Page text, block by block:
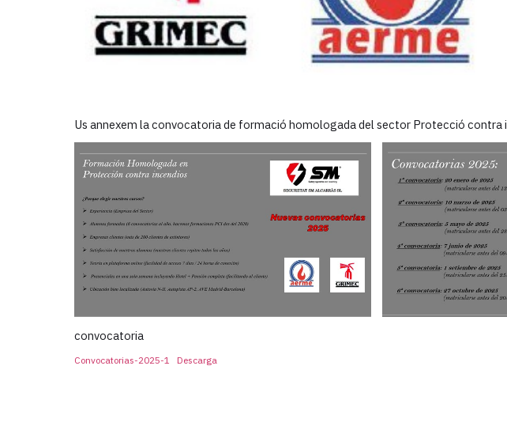
Us annexem la convocatoria de formació homologada del sector Protecció contra
convocatoria
Convocatorias-2025-1 Descarga